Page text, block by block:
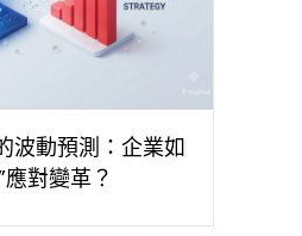
波動預測：企業如
對變革？